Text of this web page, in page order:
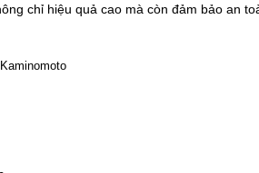
chỉ hiệu quả cao mà còn đảm bảo an